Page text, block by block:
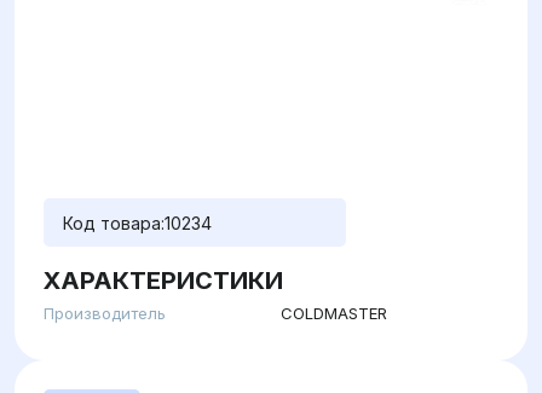
Код товара:10234
ХАРАКТЕРИСТИКИ
Производитель COLDMASTER